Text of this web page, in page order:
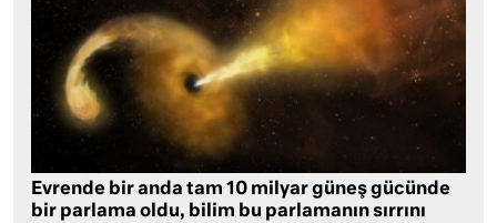
Evrende bir anda tam 10 milyar güneş gücünde
bir parlama oldu, bilim bu parlamanın sırrını